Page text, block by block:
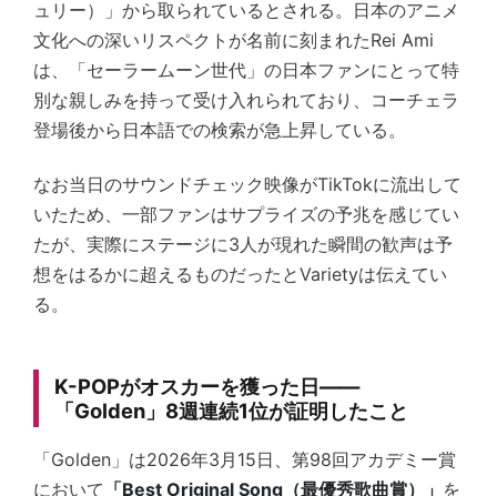
ュリー）」から取られているとされる。日本のアニメ
文化への深いリスペクトが名前に刻まれたRei Ami
は、「セーラームーン世代」の日本ファンにとって特
別な親しみを持って受け入れられており、コーチェラ
登場後から日本語での検索が急上昇している。
なお当日のサウンドチェック映像がTikTokに流出して
いたため、一部ファンはサプライズの予兆を感じてい
たが、実際にステージに3人が現れた瞬間の歓声は予
想をはるかに超えるものだったとVarietyは伝えてい
る。
K-POPがオスカーを獲った日——
「Golden」8週連続1位が証明したこと
「Golden」は2026年3月15日、第98回アカデミー賞
において 「Best Original Song（最優秀歌曲賞）」 を